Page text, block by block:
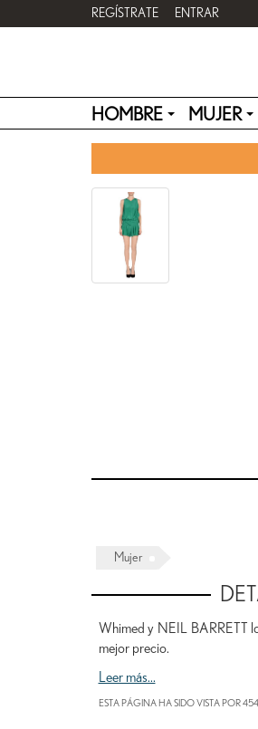
REGÍSTRATE ENTRAR
HOMBRE MUJER
Mujer
Whimed y NEIL BARRETT
mejor precio.
Leer más...
ESTA PÁGINA HA SIDO VISTA POR